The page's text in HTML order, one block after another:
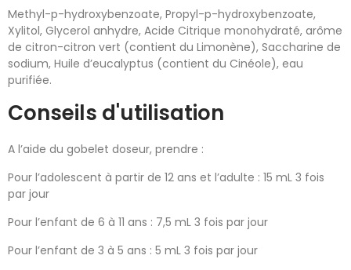
Methyl-p-hydroxybenzoate, Propyl-p-hydroxybenzoate,
Xylitol, Glycerol anhydre, Acide Citrique monohydraté, arôme
de citron-citron vert (contient du Limonène), Saccharine de
sodium, Huile d’eucalyptus (contient du Cinéole), eau
purifiée.
Conseils d'utilisation
A l’aide du gobelet doseur, prendre :
Pour l’adolescent à partir de 12 ans et l’adulte : 15 mL 3 fois
par jour
Pour l’enfant de 6 à 11 ans : 7,5 mL 3 fois par jour
Pour l’enfant de 3 à 5 ans : 5 mL 3 fois par jour